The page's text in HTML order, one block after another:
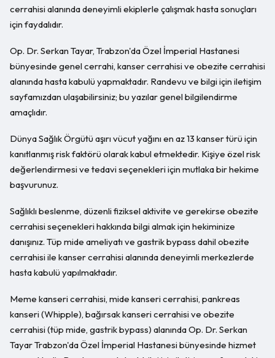
cerrahisi alanında deneyimli ekiplerle çalışmak hasta sonuçları
için faydalıdır.
Op. Dr. Serkan Tayar, Trabzon'da Özel İmperial Hastanesi
bünyesinde genel cerrahi, kanser cerrahisi ve obezite cerrahisi
alanında hasta kabulü yapmaktadır. Randevu ve bilgi için iletişim
sayfamızdan ulaşabilirsiniz; bu yazılar genel bilgilendirme
amaçlıdır.
Dünya Sağlık Örgütü aşırı vücut yağını en az 13 kanser türü için
kanıtlanmış risk faktörü olarak kabul etmektedir. Kişiye özel risk
değerlendirmesi ve tedavi seçenekleri için mutlaka bir hekime
başvurunuz.
Sağlıklı beslenme, düzenli fiziksel aktivite ve gerekirse obezite
cerrahisi seçenekleri hakkında bilgi almak için hekiminize
danışınız. Tüp mide ameliyatı ve gastrik bypass dahil obezite
cerrahisi ile kanser cerrahisi alanında deneyimli merkezlerde
hasta kabulü yapılmaktadır.
Meme kanseri cerrahisi, mide kanseri cerrahisi, pankreas
kanseri (Whipple), bağırsak kanseri cerrahisi ve obezite
cerrahisi (tüp mide, gastrik bypass) alanında Op. Dr. Serkan
Tayar Trabzon'da Özel İmperial Hastanesi bünyesinde hizmet